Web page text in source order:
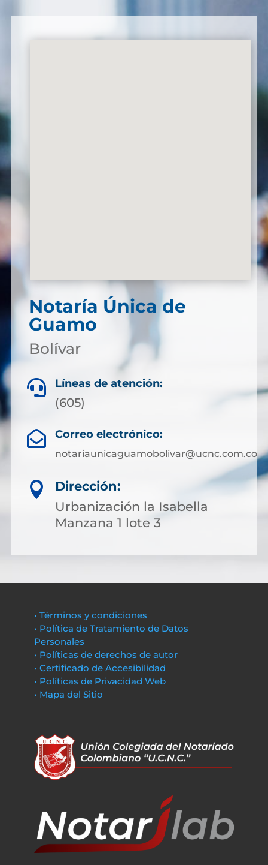
Notaría Única de
Guamo
Bolívar
 Líneas de atención:
(605)
 Correo electrónico:
notariaunicaguamobolivar@ucnc.com.co

Dirección:
Urbanización la Isabella
Manzana 1 lote 3
• Términos y condiciones
• Política de Tratamiento de Datos
Personales
• Políticas de derechos de autor
• Certificado de Accesibilidad
• Políticas de Privacidad Web
• Mapa del Sitio